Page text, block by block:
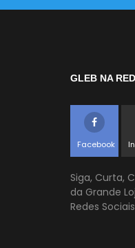
GLEB NA
Facebook
Siga, Curta,
da Grande
Redes